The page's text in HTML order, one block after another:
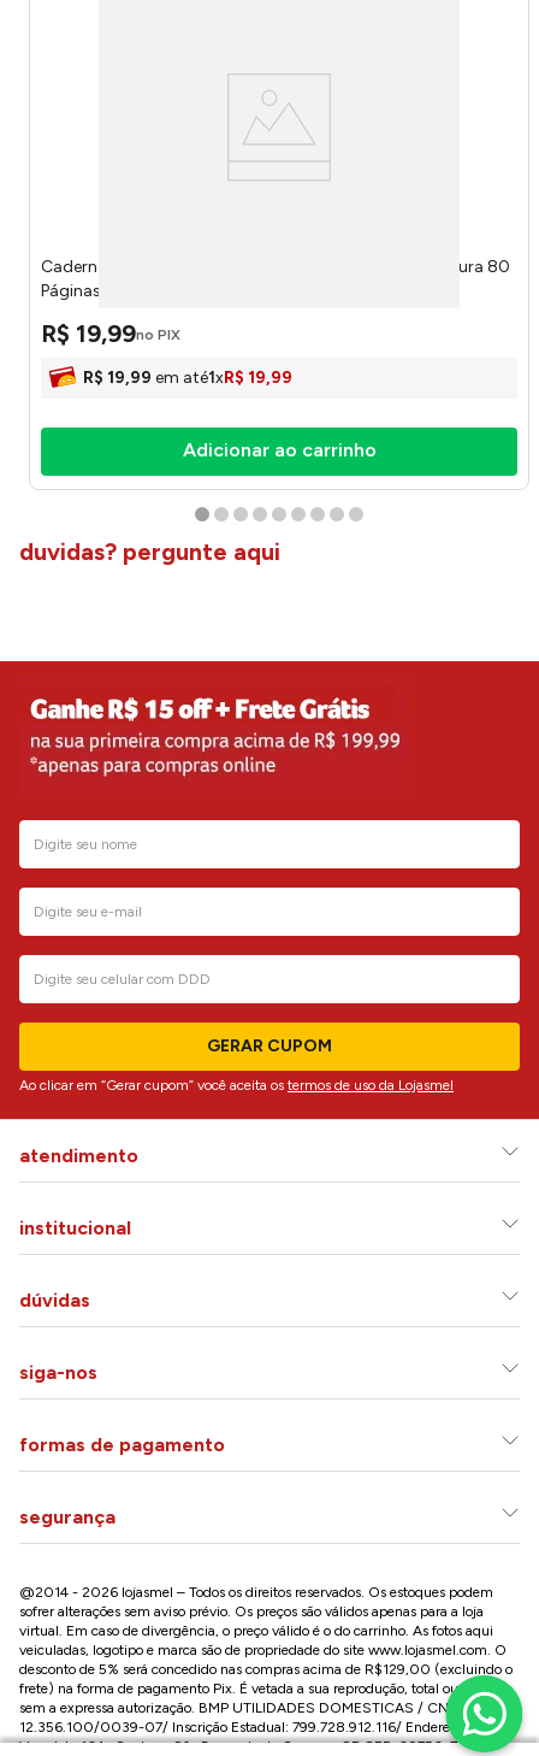
Caderno Universitário Pooh Sunshine 1 Matéria Capa Dura 80
Páginas 707000227 - Culturama
R$ 19,99no PIX
R$ 19,99 em até1xR$ 19,99
Adicionar ao carrinho
duvidas? pergunte aqui
GERAR CUPOM
Ao clicar em “Gerar cupom” você aceita os termos de uso da Lojasmel
atendimento
institucional
dúvidas
siga-nos
formas de pagamento
segurança
@2014 - 2026 lojasmel – Todos os direitos reservados. Os estoques podem
sofrer alterações sem aviso prévio. Os preços são válidos apenas para a loja
virtual. Em caso de divergência, o preço válido é o do carrinho. As fotos aqui
veiculadas, logotipo e marca são de propriedade do site www.lojasmel.com. O
desconto de 5% será concedido nas compras acima de R$129,00 (excluindo o
frete) na forma de pagamento Pix. É vetada a sua reprodução, total ou parcial,
sem a expressa autorização. BMP UTILIDADES DOMESTICAS / CNPJ:
12.356.100/0039-07/ Inscrição Estadual: 799.728.912.116/ Endereço: R José
Versolato,101 , Centro – São Bernardo do Campo - SP CEP: 09750-730